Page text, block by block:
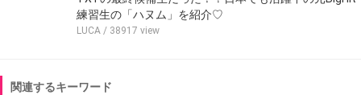
練習生の「ハヌム」を紹介♡
LUCA / 38917 view
関連するキーワード